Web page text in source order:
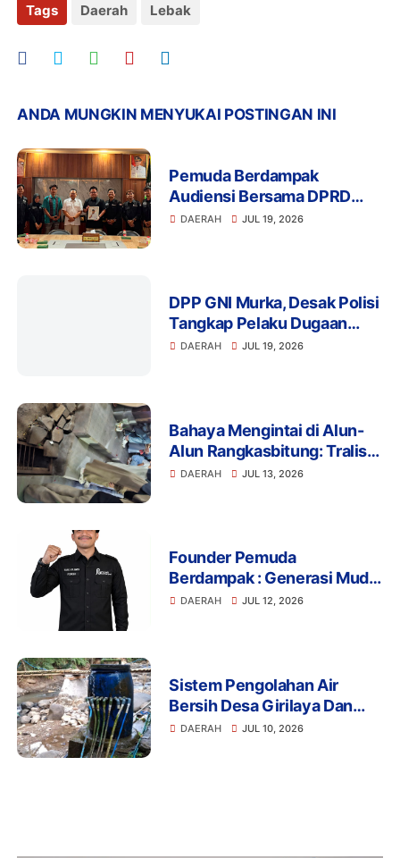
Tags Daerah Lebak
ANDA MUNGKIN MENYUKAI POSTINGAN INI
Pemuda Berdampak
Audiensi Bersama DPRD
Provinsi Banten Bahas
DAERAH JUL 19, 2026
DPP GNI Murka, Desak Polisi
Tangkap Pelaku Dugaan
Intimidasi dan
DAERAH JUL 19, 2026
Bahaya Mengintai di Alun-
Alun Rangkasbitung: Tralis
Drainase Rusak Picu Banyak
DAERAH JUL 13, 2026
Founder Pemuda
Berdampak : Generasi Muda
Mengapresiasi Komitmen
DAERAH JUL 12, 2026
Sistem Pengolahan Air
Bersih Desa Girilaya Dan
Desa Jayapura Cipanas
DAERAH JUL 10, 2026